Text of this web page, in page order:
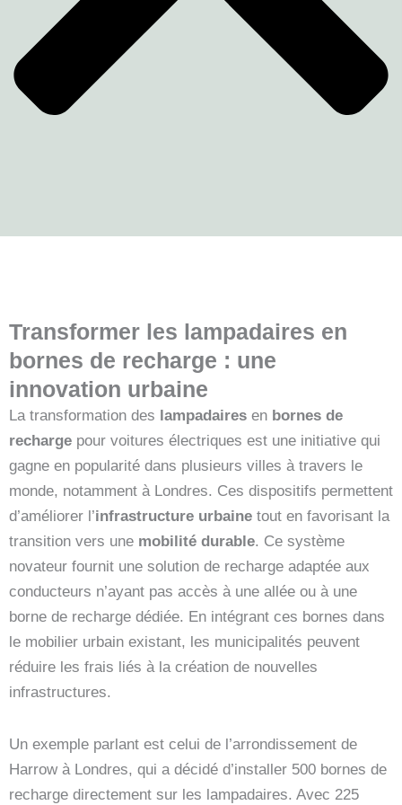
Transformer les lampadaires en
bornes de recharge : une
innovation urbaine
La transformation des lampadaires en bornes de
recharge pour voitures électriques est une initiative qui
gagne en popularité dans plusieurs villes à travers le
monde, notamment à Londres. Ces dispositifs permettent
d’améliorer l’infrastructure urbaine tout en favorisant la
transition vers une mobilité durable. Ce système
novateur fournit une solution de recharge adaptée aux
conducteurs n’ayant pas accès à une allée ou à une
borne de recharge dédiée. En intégrant ces bornes dans
le mobilier urbain existant, les municipalités peuvent
réduire les frais liés à la création de nouvelles
infrastructures.
Un exemple parlant est celui de l’arrondissement de
Harrow à Londres, qui a décidé d’installer 500 bornes de
recharge directement sur les lampadaires. Avec 225